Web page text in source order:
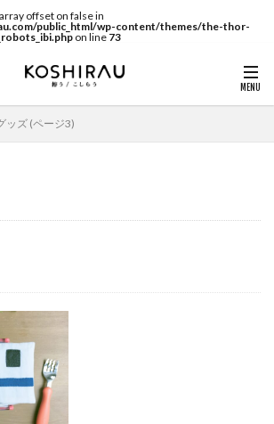
offset on false in
public_html/wp-content/themes/the-thor-
on line 73
ッズ (ページ3)